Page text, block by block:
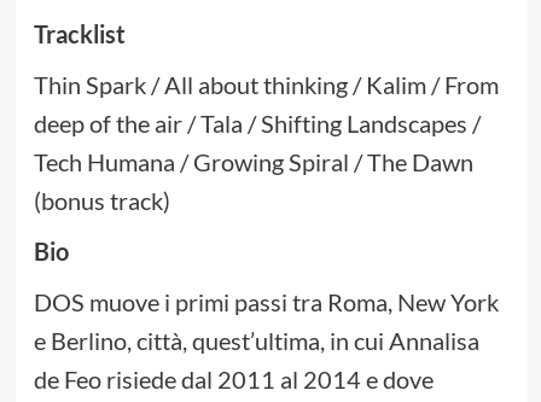
Tracklist
Thin Spark / All about thinking / Kalim / From
deep of the air / Tala / Shifting Landscapes /
Tech Humana / Growing Spiral / The Dawn
(bonus track)
Bio
DOS muove i primi passi tra Roma, New York
e Berlino, città, quest’ultima, in cui Annalisa
de Feo risiede dal 2011 al 2014 e dove